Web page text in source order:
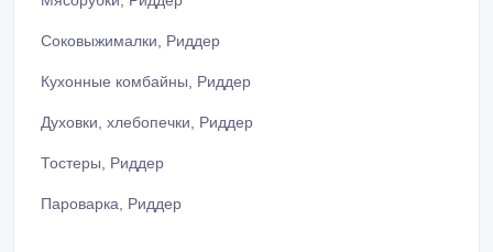
Соковыжималки, Риддер
Кухонные комбайны, Риддер
Духовки, хлебопечки, Риддер
Тостеры, Риддер
Пароварка, Риддер